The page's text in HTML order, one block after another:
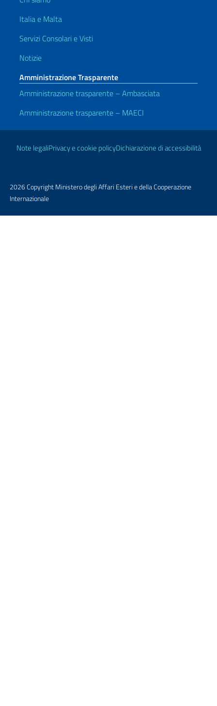
Italia e Malta
Servizi Consolari e Visti
Notizie
Amministrazione Trasparente
Amministrazione trasparente – Ambasciata
Amministrazione trasparente – MAECI
Link Utili
Note legaliPrivacy e cookie policyDichiarazione di accessibilità
2026 Copyright Ministero degli Affari Esteri e della Cooperazione
Internazionale